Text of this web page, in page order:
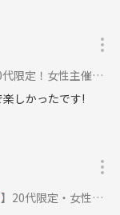
作り＆交流イベント（2次会あるかも）に参加
しかったです!
ーム！初心者歓迎の交流ナイト✨に参加